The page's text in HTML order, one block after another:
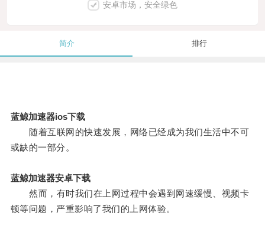
安卓市场，安全绿色
简介 排行
蓝鲸加速器ios下载
随着互联网的快速发展，网络已经成为我们生活中不可
或缺的一部分。
蓝鲸加速器安卓下载
然而，有时我们在上网过程中会遇到网速缓慢、视频卡
顿等问题，严重影响了我们的上网体验。